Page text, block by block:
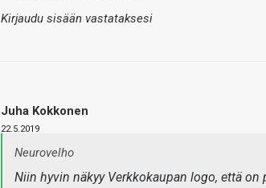
Kirjaudu sisään vastataksesi
Juha Kokkonen
22.5.2019
Neurovelho
Niin hyvin näkyy Verkkokaupan logo, että